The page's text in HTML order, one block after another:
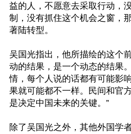
益的人，不愿意去采取行动，
制，没有抓住这个机会之窗，
著陆转型。
吴国光指出，他所描绘的这个
动的结果，是一个动态的结果
情，每个人说的话都有可能影
果就可能都不一样。民间和官
是决定中国未来的关键。”
除了吴国光之外，其他外国学